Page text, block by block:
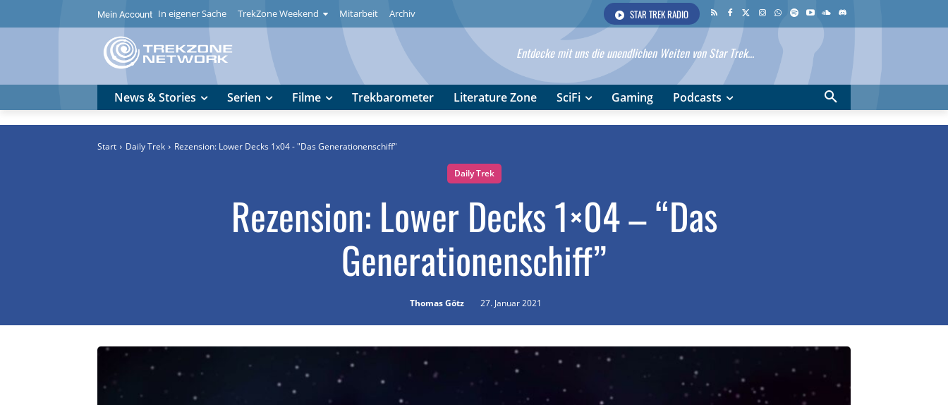
Mein Account In eigener Sache TrekZone Weekend Mitarbeit Archiv STAR TREK RADIO
Entdecke mit uns die unendlichen Weiten von Star Trek...
News & Stories Serien Filme Trekbarometer Literature Zone SciFi Gaming Podcasts
Start Daily Trek Rezension: Lower Decks 1x04 - "Das Generationenschiff"
Daily Trek
Rezension: Lower Decks 1×04 – “Das
Generationenschiff”
Thomas Götz 27. Januar 2021